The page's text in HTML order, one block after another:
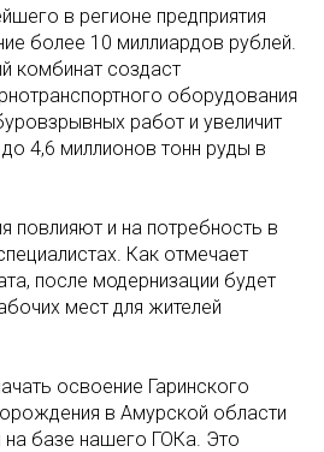
в регионе предприятия
более 10 миллиардов рублей.
комбинат создаст
оборудования
работ и увеличит
4,6 миллионов тонн руды в
повлияют и на потребность в
Как отмечает
после модернизации будет
мест для жителей
освоение Гаринского
в Амурской области
базе нашего ГОКа. Это